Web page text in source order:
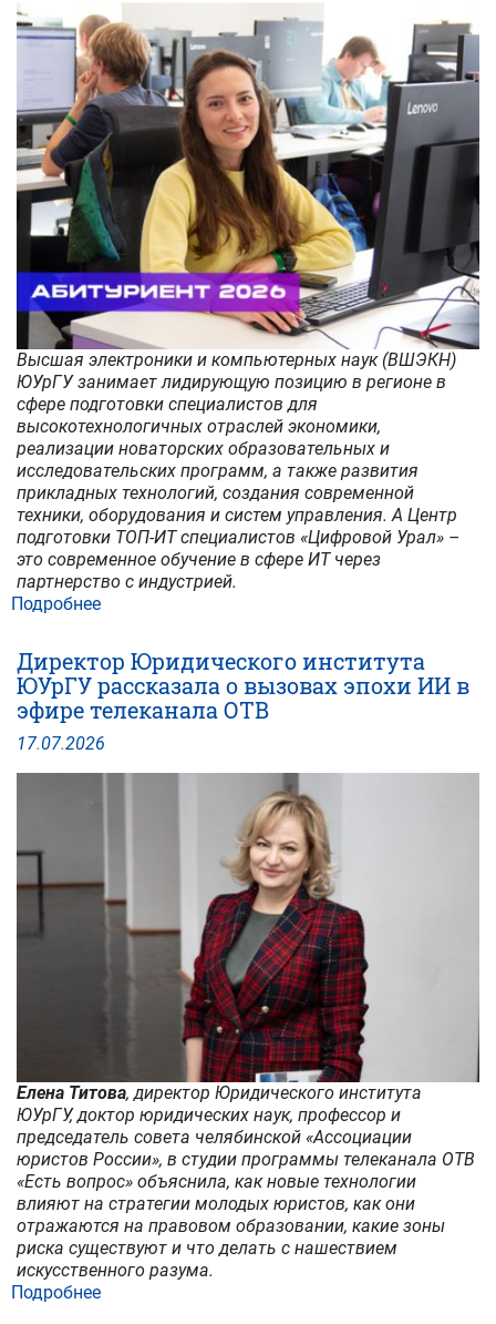
интервью
с
Екатериной
Прилуковой
Высшая электроники и компьютерных наук (ВШЭКН)
ЮУрГУ занимает лидирующую позицию в регионе в
сфере подготовки специалистов для
высокотехнологичных отраслей экономики,
реализации новаторских образовательных и
исследовательских программ, а также развития
прикладных технологий, создания современной
техники, оборудования и систем управления. А Центр
подготовки ТОП-ИТ специалистов «Цифровой Урал» –
это современное обучение в сфере ИТ через
партнерство с индустрией.
Подробнее
центр
«Цифровой
Урал»:
стань
Директор Юридического института
ЮУрГУ рассказала о вызовах эпохи ИИ в
эфире телеканала ОТВ
17.07.2026
Елена Титова, директор Юридического института
ЮУрГУ, доктор юридических наук, профессор и
председатель совета челябинской «Ассоциации
юристов России», в студии программы телеканала ОТВ
«Есть вопрос» объяснила, как новые технологии
влияют на стратегии молодых юристов, как они
отражаются на правовом образовании, какие зоны
риска существуют и что делать с нашествием
искусственного разума.
Подробнее